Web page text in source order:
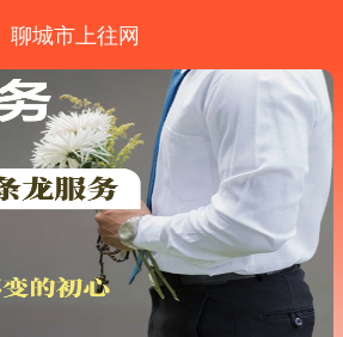
聊城市上往网